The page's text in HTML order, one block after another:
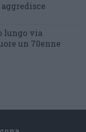
aggredisce
lungo via
un 70enne